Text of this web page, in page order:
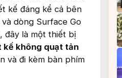
kế đáng kể cả bên
dòng Surface Go
, đây là một thiết bị
kế không quạt tản
và đi kèm bàn phím